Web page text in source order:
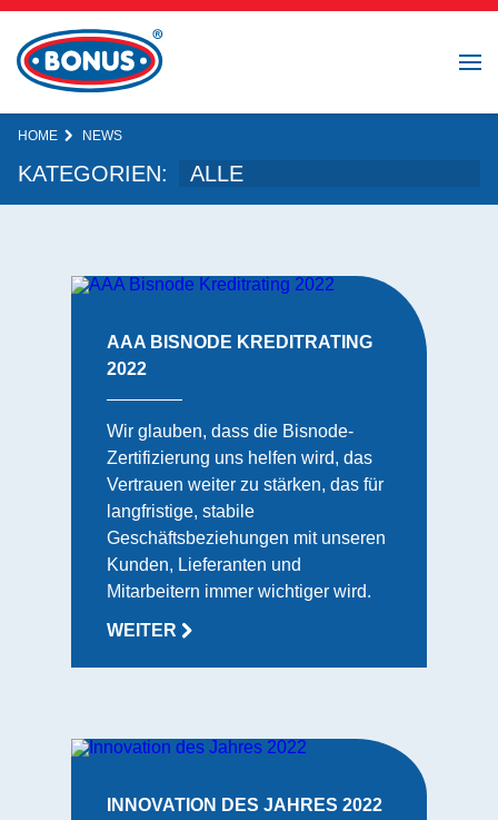
HOME NEWS
KATEGORIEN:
AAA BISNODE KREDITRATING
2022
Wir glauben, dass die Bisnode-
Zertifizierung uns helfen wird, das
Vertrauen weiter zu stärken, das für
langfristige, stabile
Geschäftsbeziehungen mit unseren
Kunden, Lieferanten und
Mitarbeitern immer wichtiger wird.
WEITER
INNOVATION DES JAHRES 2022